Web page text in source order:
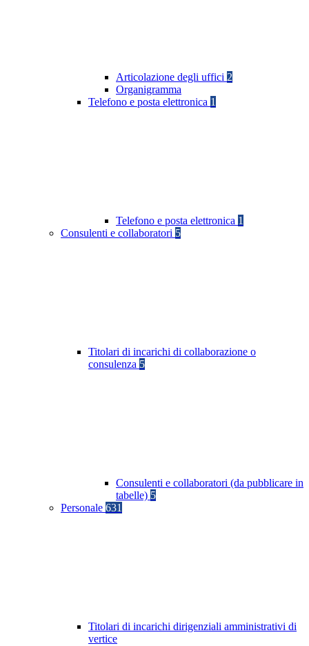
Articolazione degli uffici 2
Organigramma
Telefono e posta elettronica 1
Telefono e posta elettronica 1
Consulenti e collaboratori 5
Titolari di incarichi di collaborazione o
consulenza 5
Consulenti e collaboratori (da pubblicare in
tabelle) 5
Personale 631
Titolari di incarichi dirigenziali amministrativi di
vertice